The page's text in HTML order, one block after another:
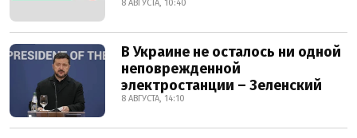
8 АВГУСТА, 10:40
В Украине не осталось ни одной
неповрежденной
электростанции – Зеленский
8 АВГУСТА, 14:10